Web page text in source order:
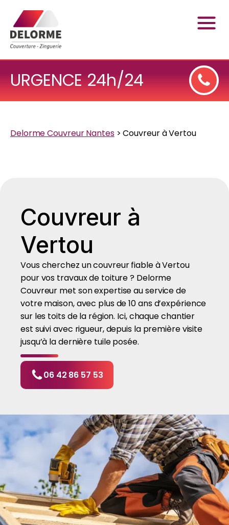
URGENCE 24h/24
Delorme Couvreur Nantes > Couvreur à Vertou
Couvreur à
Vertou
Vous cherchez un couvreur fiable à Vertou
pour vos travaux de toiture ? Delorme
Couvreur met son expertise au service de
votre maison, avec plus de 10 ans d’expérience
sur les toits de la région. Ici, chaque chantier
est suivi avec rigueur, depuis la première visite
jusqu’à la dernière tuile posée.
06 42 86 57 53